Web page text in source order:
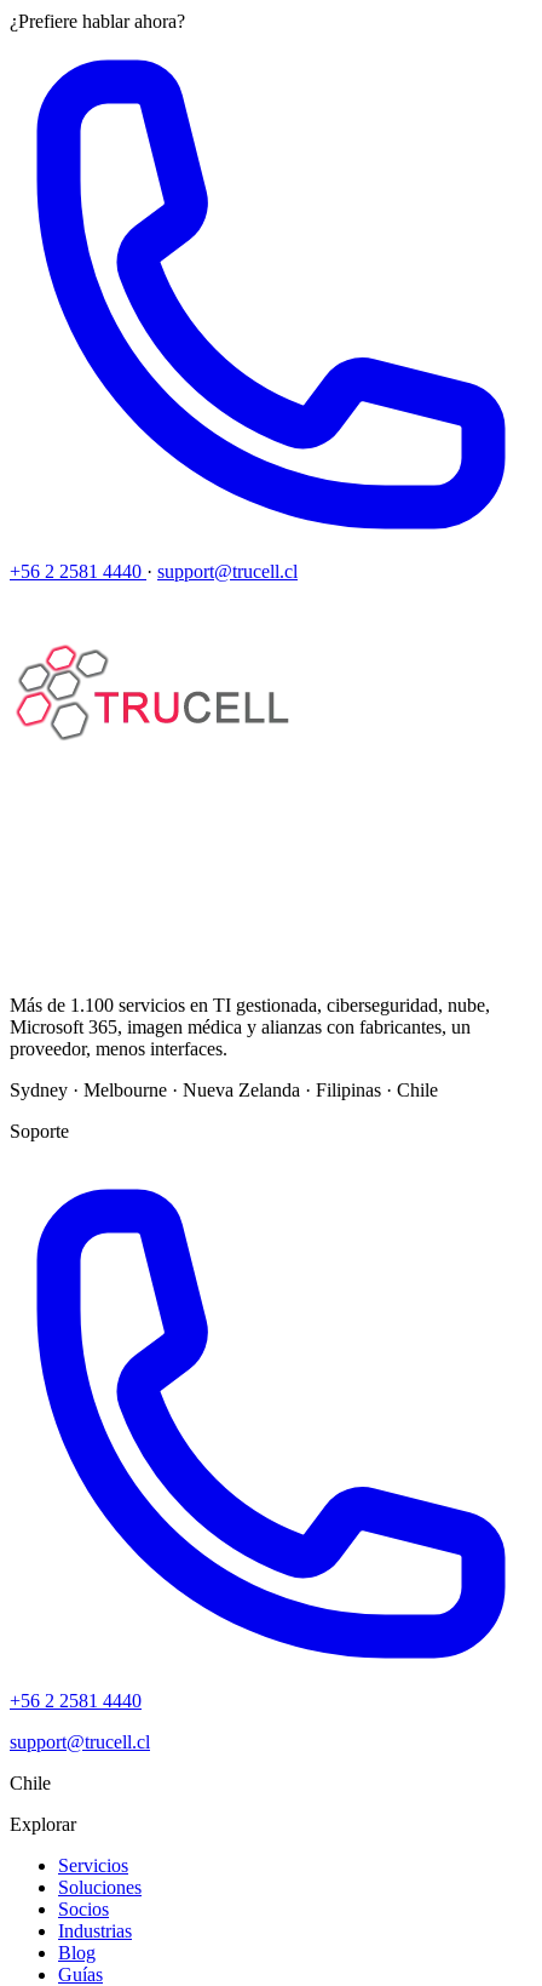
¿Prefiere hablar ahora?
+56 2 2581 4440 · support@trucell.cl
Más de 1.100 servicios en TI gestionada, ciberseguridad, nube,
Microsoft 365, imagen médica y alianzas con fabricantes, un
proveedor, menos interfaces.
Sydney · Melbourne · Nueva Zelanda · Filipinas · Chile
Soporte
+56 2 2581 4440
support@trucell.cl
Chile
Explorar
Servicios
Soluciones
Socios
Industrias
Blog
Guías